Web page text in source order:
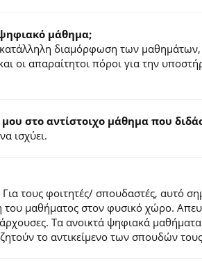
μάθημα;
διαμόρφωση των μαθημάτων,
οι απαραίτητοι πόροι για την
στο αντίστοιχο μάθημα που
ισχύει.
τους φοιτητές/ σπουδαστές, αυτό
μαθήματος στον φυσικό χώρο.
Τα ανοικτά ψηφιακά
το αντικείμενο των σπουδών